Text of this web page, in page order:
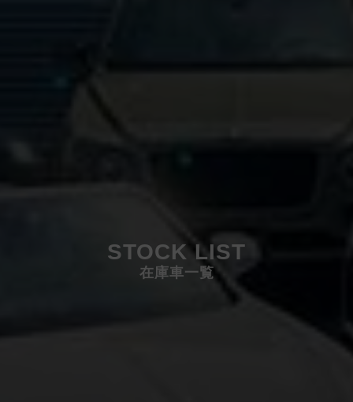
STOCK LIST
在庫車一覧